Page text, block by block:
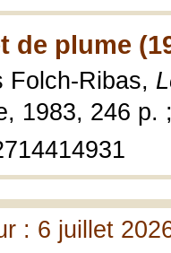
de plume
Folch-Ribas,
1983, 246 p.
: 6 juillet